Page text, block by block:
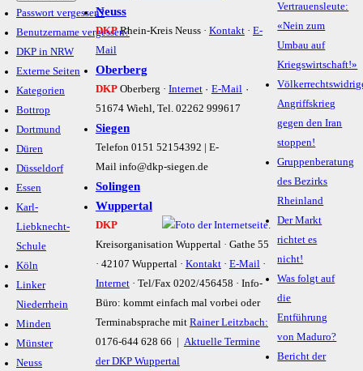
Passwort vergessen?
Benutzername vergessen?
DKP in NRW
Externe Seiten
Kategorien
Bottrop
Dortmund
Düren
Düsseldorf
Essen
Karl-
Liebknecht-
Schule
Köln
Linker
Niederrhein
Minden
Münster
Neuss
Neuss
DKPRhein-Kreis Neuss · Kontakt· E-
Mail
Oberberg
DKPOberberg · Internet · E-Mail·
51674 Wiehl, Tel. 02262 999617
Siegen
Telefon 0151 52154392 | E-
Mail info@dkp-siegen.de
Solingen
Wuppertal
DKP
Kreisorganisation Wuppertal· Gathe 55
· 42107 Wuppertal · Kontakt· E-Mail·
Internet· Tel/Fax 0202/456458 · Info-
Büro: kommt einfach mal vorbei oder
Terminabsprache mit Rainer Leitzbach:
0176-644 628 66 | Aktuelle Termine
der DKP Wuppertal
Vertrauensleute:
«Nein zum
Umbau auf
Kriegswirtschaft!»
Angriffskrieg
gegen den Iran
stoppen!
Gruppenberatung
des Bezirks
Rheinland
Der Markt
richtet es
nicht!
Was folgt auf
die
Entführung
von Maduro?
Bericht der